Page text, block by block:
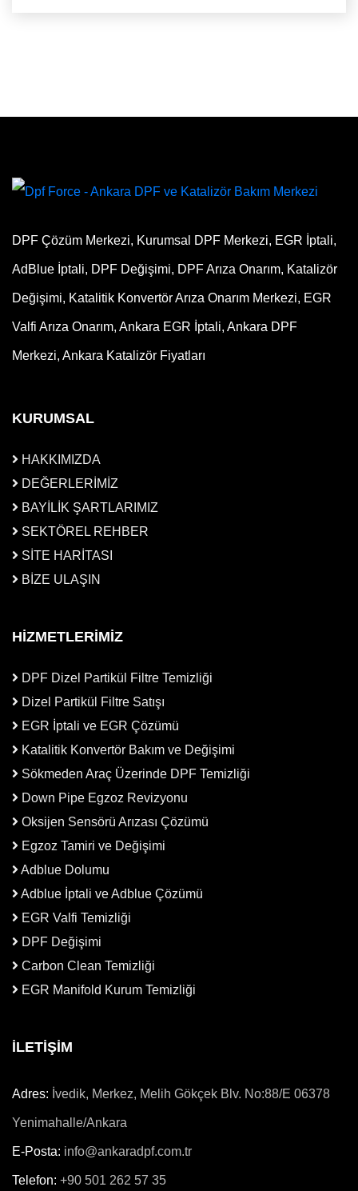
DPF Çözüm Merkezi, Kurumsal DPF Merkezi, EGR İptali,
AdBlue İptali, DPF Değişimi, DPF Arıza Onarım, Katalizör
Değişimi, Katalitik Konvertör Arıza Onarım Merkezi, EGR
Valfi Arıza Onarım, Ankara EGR İptali, Ankara DPF
Merkezi, Ankara Katalizör Fiyatları
KURUMSAL
HAKKIMIZDA
DEĞERLERİMİZ
BAYİLİK ŞARTLARIMIZ
SEKTÖREL REHBER
SİTE HARİTASI
BİZE ULAŞIN
HİZMETLERİMİZ
DPF Dizel Partikül Filtre Temizliği
Dizel Partikül Filtre Satışı
EGR İptali ve EGR Çözümü
Katalitik Konvertör Bakım ve Değişimi
Sökmeden Araç Üzerinde DPF Temizliği
Down Pipe Egzoz Revizyonu
Oksijen Sensörü Arızası Çözümü
Egzoz Tamiri ve Değişimi
Adblue Dolumu
Adblue İptali ve Adblue Çözümü
EGR Valfi Temizliği
DPF Değişimi
Carbon Clean Temizliği
EGR Manifold Kurum Temizliği
İLETİŞİM
Adres: İvedik, Merkez, Melih Gökçek Blv. No:88/E 06378
Yenimahalle/Ankara
E-Posta: info@ankaradpf.com.tr
Telefon: +90 501 262 57 35